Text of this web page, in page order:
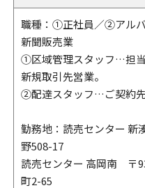
職種：①正社員／②アル
新聞販売業
①区域管理スタッフ…担当
新規取引先営業。
②配達スタッフ…ご契約先
勤務地：読売センター
野508-17
読売センター 高岡南 〒
町2-65